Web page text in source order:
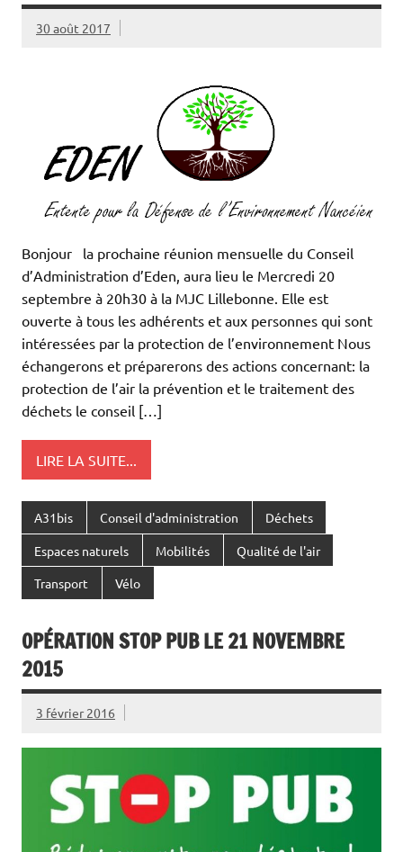
30 août 2017
Bonjour la prochaine réunion mensuelle du Conseil
d’Administration d’Eden, aura lieu le Mercredi 20
septembre à 20h30 à la MJC Lillebonne. Elle est
ouverte à tous les adhérents et aux personnes qui sont
intéressées par la protection de l’environnement Nous
échangerons et préparerons des actions concernant: la
protection de l’air la prévention et le traitement des
déchets le conseil […]
LIRE LA SUITE...
A31bis Conseil d'administration Déchets
Espaces naturels Mobilités Qualité de l'air
Transport Vélo
OPÉRATION STOP PUB LE 21 NOVEMBRE
2015
3 février 2016